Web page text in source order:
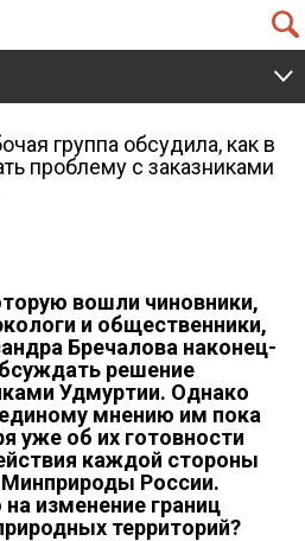
Q
V
группа обсудила, как в
проблему с заказниками
вошли чиновники,
и общественники,
Бречалова наконец-
решение
Удмуртии. Однако
мнению им пока
уже об их готовности
каждой стороны
России.
изменение границ
территорий?